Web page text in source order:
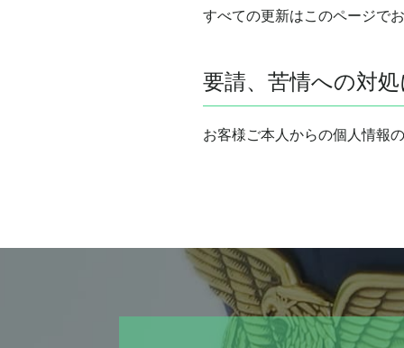
すべての更新はこのページで
要請、苦情への対
お客様ご本人からの個人情報